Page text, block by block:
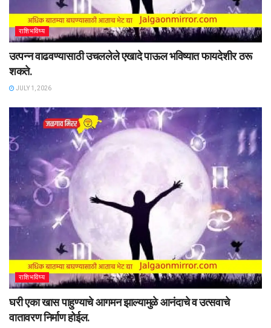
राशिभविष्य
उत्पन्न वाढवण्यासाठी उचललेले एखादे पाऊल भविष्यात फायदेशीर ठरू
शकते.
JULY 1, 2026
राशिभविष्य
घरी एका खास पाहुण्याचे आगमन झाल्यामुळे आनंदाचे व उत्सवाचे
वातावरण निर्माण होईल.